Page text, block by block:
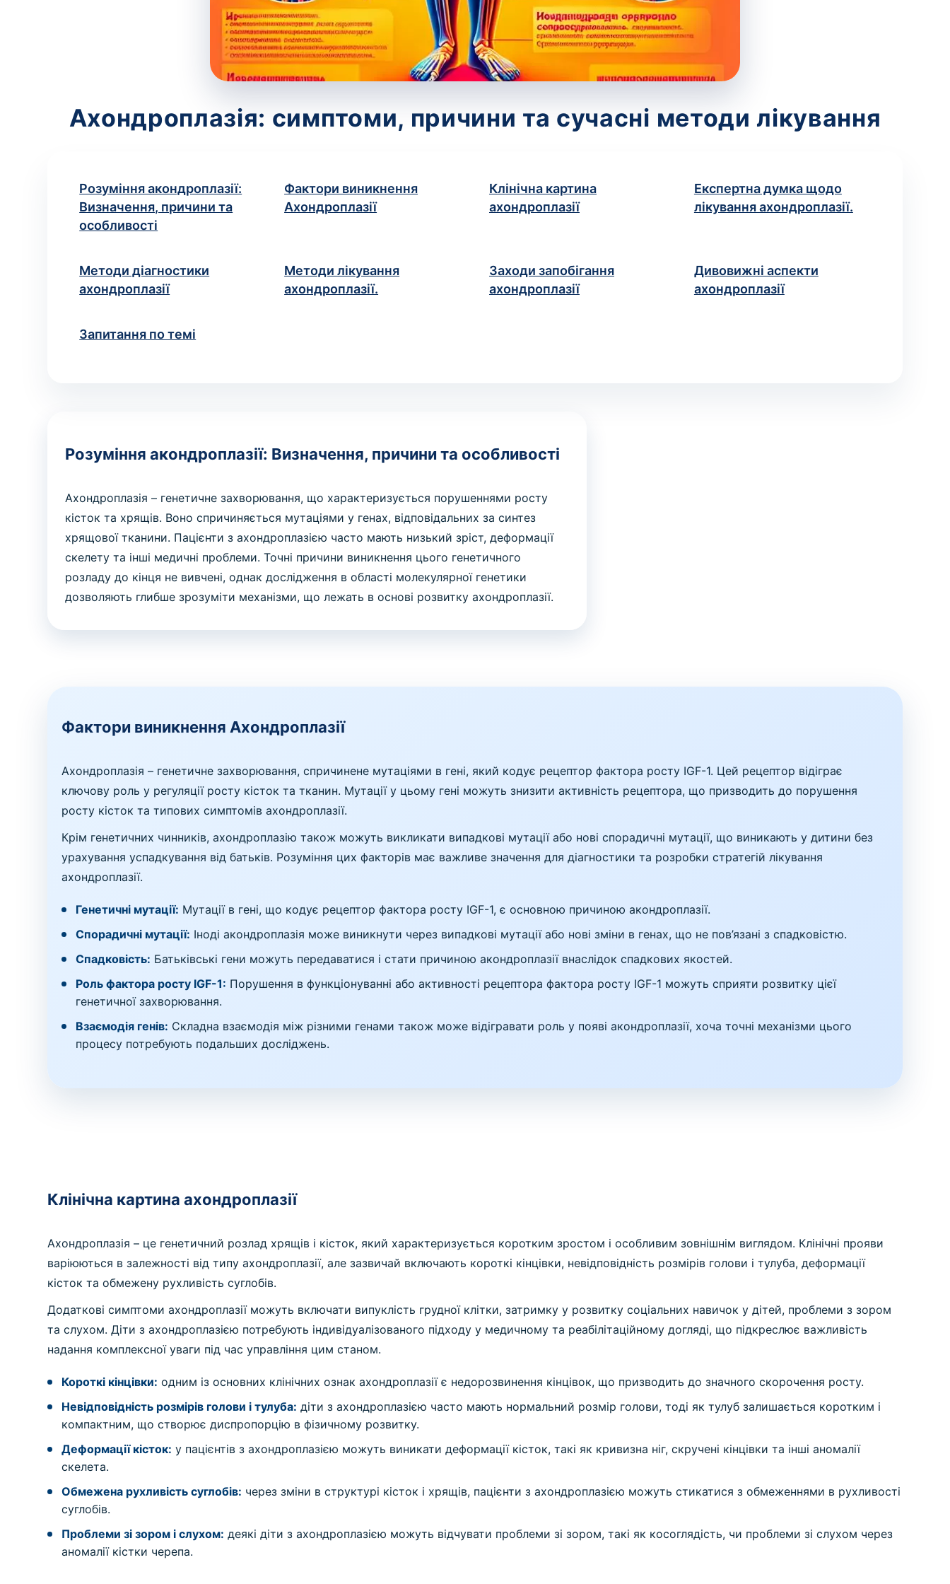
Ахондроплазія: симптоми, причини та сучасні методи лікування
Розуміння акондроплазії:
Визначення, причини та
особливості
Фактори виникнення
Ахондроплазії
Клінічна картина
ахондроплазії
Експертна думка щодо
лікування ахондроплазії.
Методи діагностики
ахондроплазії
Методи лікування
ахондроплазії.
Заходи запобігання
ахондроплазії
Дивовижні аспекти
ахондроплазії
Запитання по темі
Розуміння акондроплазії: Визначення, причини та особливості
Ахондроплазія – генетичне захворювання, що характеризується порушеннями росту
кісток та хрящів. Воно спричиняється мутаціями у генах, відповідальних за синтез
хрящової тканини. Пацієнти з ахондроплазією часто мають низький зріст, деформації
скелету та інші медичні проблеми. Точні причини виникнення цього генетичного
розладу до кінця не вивчені, однак дослідження в області молекулярної генетики
дозволяють глибше зрозуміти механізми, що лежать в основі розвитку ахондроплазії.
Фактори виникнення Ахондроплазії
Ахондроплазія – генетичне захворювання, спричинене мутаціями в гені, який кодує рецептор фактора росту ІGF-1. Цей рецептор відіграє
ключову роль у регуляції росту кісток та тканин. Мутації у цьому гені можуть знизити активність рецептора, що призводить до порушення
росту кісток та типових симптомів ахондроплазії.
Крім генетичних чинників, ахондроплазію також можуть викликати випадкові мутації або нові спорадичні мутації, що виникають у дитини без
урахування успадкування від батьків. Розуміння цих факторів має важливе значення для діагностики та розробки стратегій лікування
ахондроплазії.
Генетичні мутації: Мутації в гені, що кодує рецептор фактора росту IGF-1, є основною причиною акондроплазії.
Спорадичні мутації: Іноді акондроплазія може виникнути через випадкові мутації або нові зміни в генах, що не пов’язані з спадковістю.
Спадковість: Батьківські гени можуть передаватися і стати причиною акондроплазії внаслідок спадкових якостей.
Роль фактора росту IGF-1: Порушення в функціонуванні або активності рецептора фактора росту IGF-1 можуть сприяти розвитку цієї
генетичної захворювання.
Взаємодія генів: Складна взаємодія між різними генами також може відігравати роль у появі акондроплазії, хоча точні механізми цього
процесу потребують подальших досліджень.
Клінічна картина ахондроплазії
Ахондроплазія – це генетичний розлад хрящів і кісток, який характеризується коротким зростом і особливим зовнішнім виглядом. Клінічні прояви
варіюються в залежності від типу ахондроплазії, але зазвичай включають короткі кінцівки, невідповідність розмірів голови і тулуба, деформації
кісток та обмежену рухливість суглобів.
Додаткові симптоми ахондроплазії можуть включати випуклість грудної клітки, затримку у розвитку соціальних навичок у дітей, проблеми з зором
та слухом. Діти з ахондроплазією потребують індивідуалізованого підходу у медичному та реабілітаційному догляді, що підкреслює важливість
надання комплексної уваги під час управління цим станом.
Короткі кінцівки: одним із основних клінічних ознак ахондроплазії є недорозвинення кінцівок, що призводить до значного скорочення росту.
Невідповідність розмірів голови і тулуба: діти з ахондроплазією часто мають нормальний розмір голови, тоді як тулуб залишається коротким і
компактним, що створює диспропорцію в фізичному розвитку.
Деформації кісток: у пацієнтів з ахондроплазією можуть виникати деформації кісток, такі як кривизна ніг, скручені кінцівки та інші аномалії
скелета.
Обмежена рухливість суглобів: через зміни в структурі кісток і хрящів, пацієнти з ахондроплазією можуть стикатися з обмеженнями в рухливості
суглобів.
Проблеми зі зором і слухом: деякі діти з ахондроплазією можуть відчувати проблеми зі зором, такі як косоглядість, чи проблеми зі слухом через
аномалії кістки черепа.